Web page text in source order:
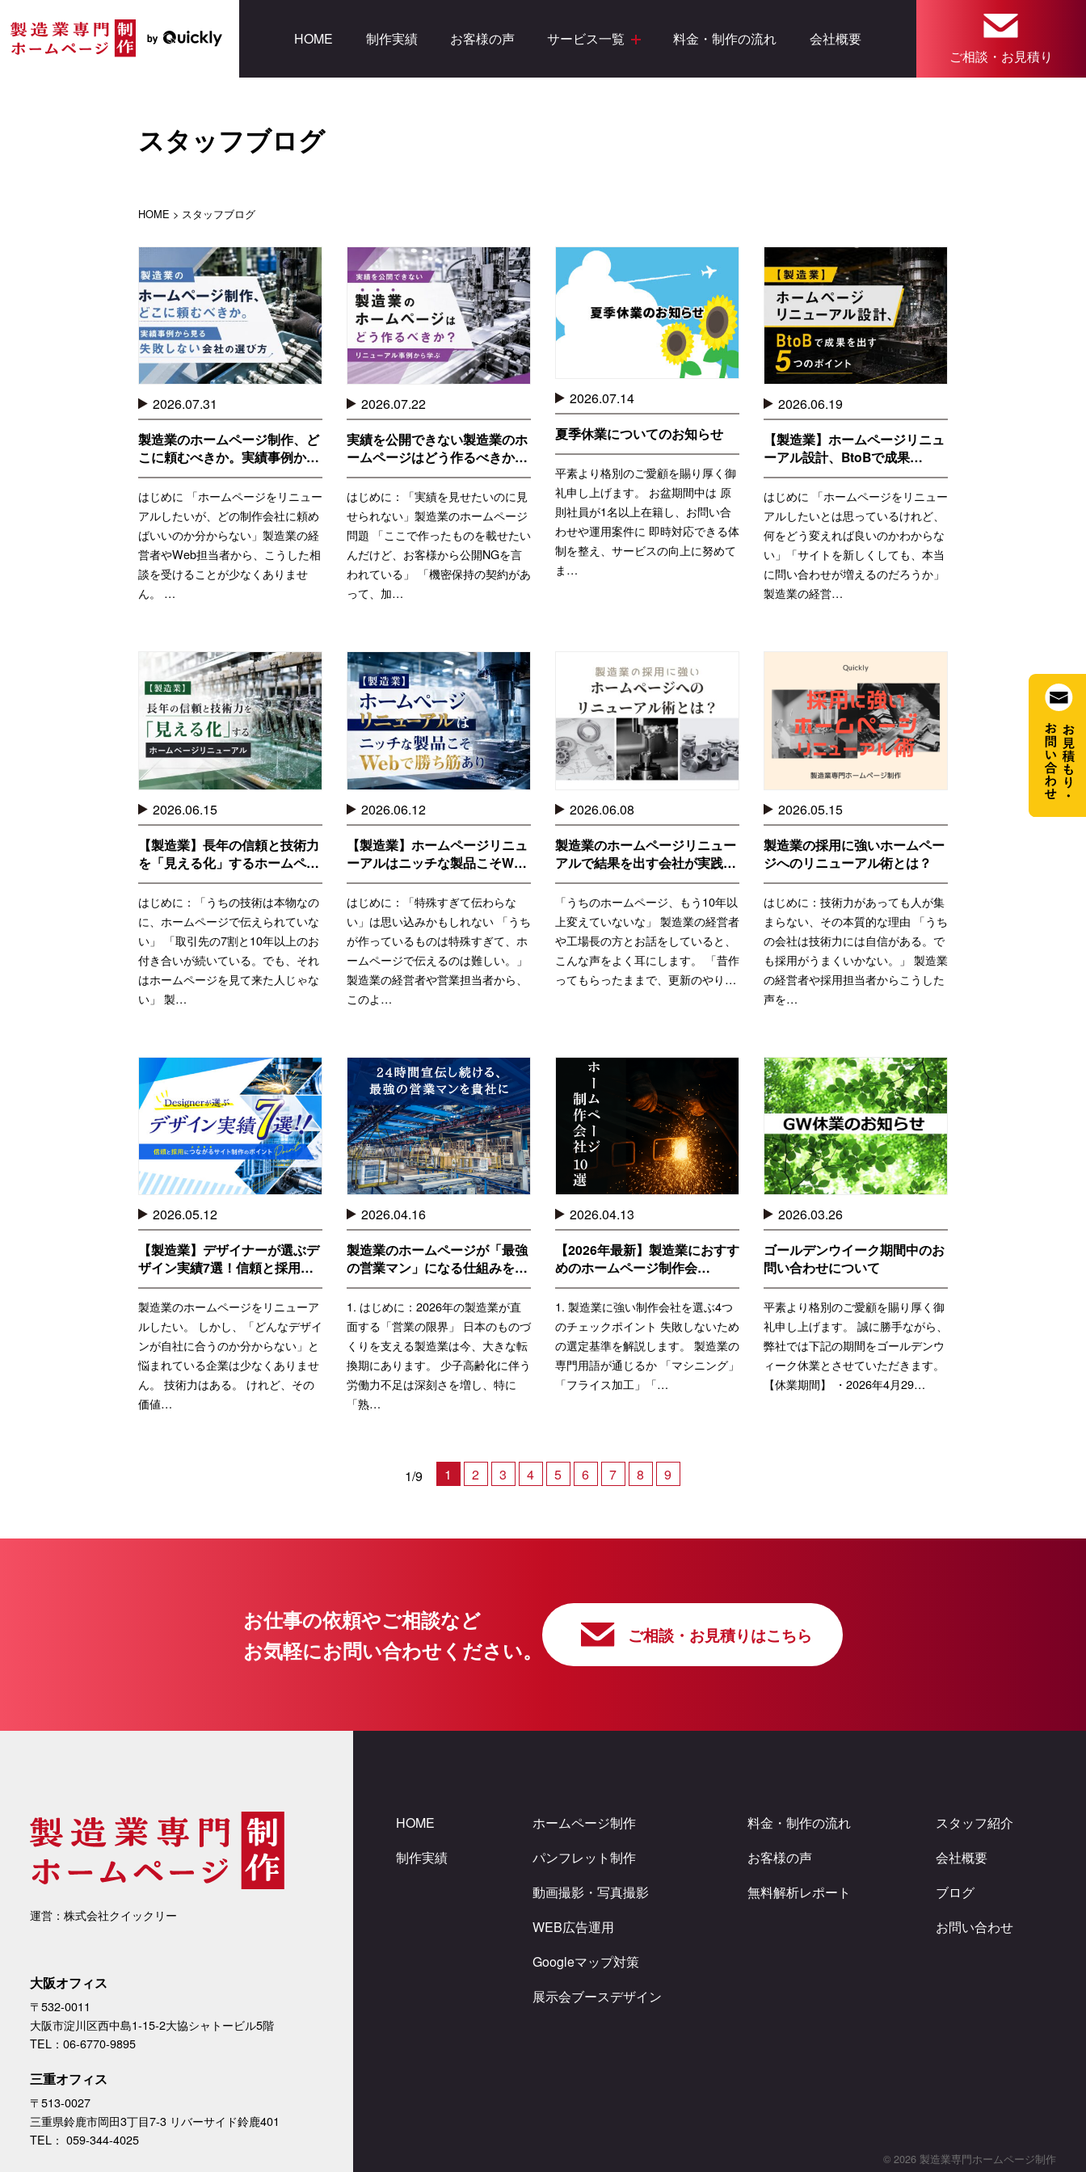
HOME 制作実績 お客様の声 サービス一覧 料金・制作の流れ
会社概要
ご相談・お見積り
スタッフブログ
HOME > スタッフブログ
2026.07.31
製造業のホームページ制作、ど
こに頼むべきか。実績事例か…
はじめに 「ホームページをリニュー
アルしたいが、どの制作会社に頼め
ばいいのか分からない」製造業の経
営者やWeb担当者から、こうした相
談を受けることが少なくありませ
ん。 …
2026.07.22
実績を公開できない製造業のホ
ームページはどう作るべきか…
はじめに：「実績を見せたいのに見
せられない」製造業のホームページ
問題 「ここで作ったものを載せたい
んだけど、お客様から公開NGを言
われている」 「機密保持の契約があ
って、加…
2026.07.14
夏季休業についてのお知らせ
平素より格別のご愛顧を賜り厚く御
礼申し上げます。 お盆期間中は 原
則社員が1名以上在籍し、お問い合
わせや運用案件に 即時対応できる体
制を整え、サービスの向上に努めて
ま…
2026.06.19
【製造業】ホームページリニュ
ーアル設計、BtoBで成果…
はじめに 「ホームページをリニュー
アルしたいとは思っているけれど、
何をどう変えれば良いのかわからな
い」「サイトを新しくしても、本当
に問い合わせが増えるのだろうか」
製造業の経営…
2026.06.15
【製造業】長年の信頼と技術力
を「見える化」するホームペ…
はじめに：「うちの技術は本物なの
に、ホームページで伝えられていな
い」 「取引先の7割と10年以上のお
付き合いが続いている。でも、それ
はホームページを見て来た人じゃな
い」 製…
2026.06.12
【製造業】ホームページリニュ
ーアルはニッチな製品こそW…
はじめに：「特殊すぎて伝わらな
い」は思い込みかもしれない 「うち
が作っているものは特殊すぎて、ホ
ームページで伝えるのは難しい。」
製造業の経営者や営業担当者から、
このよ…
2026.06.08
製造業のホームページリニュー
アルで結果を出す会社が実践…
「うちのホームページ、もう10年以
上変えていないな」 製造業の経営者
や工場長の方とお話をしていると、
こんな声をよく耳にします。 「昔作
ってもらったままで、更新のやり…
2026.05.15
製造業の採用に強いホームペー
ジへのリニューアル術とは？
はじめに：技術力があっても人が集
まらない、その本質的な理由 「うち
の会社は技術力には自信がある。で
も採用がうまくいかない。」 製造業
の経営者や採用担当者からこうした
声を…
2026.05.12
【製造業】デザイナーが選ぶデ
ザイン実績7選！信頼と採用…
製造業のホームページをリニューア
ルしたい。 しかし、「どんなデザイ
ンが自社に合うのか分からない」と
悩まれている企業は少なくありませ
ん。 技術力はある。 けれど、その
価値…
2026.04.16
製造業のホームページが「最強
の営業マン」になる仕組みを…
1. はじめに：2026年の製造業が直
面する「営業の限界」 日本のものづ
くりを支える製造業は今、大きな転
換期にあります。 少子高齢化に伴う
労働力不足は深刻さを増し、特に
「熟…
2026.04.13
【2026年最新】製造業におすす
めのホームページ制作会…
1. 製造業に強い制作会社を選ぶ4つ
のチェックポイント 失敗しないため
の選定基準を解説します。 製造業の
専門用語が通じるか 「マシニング」
「フライス加工」「…
2026.03.26
ゴールデンウイーク期間中のお
問い合わせについて
平素より格別のご愛顧を賜り厚く御
礼申し上げます。 誠に勝手ながら、
弊社では下記の期間をゴールデンウ
ィーク休業とさせていただきます。
【休業期間】 ・2026年4月29…
1/9 1 2 3 4 5 6 7 8 9
お仕事の依頼やご相談など
お気軽にお問い合わせください。
ご相談・お見積りはこちら
運営：株式会社クイックリー
大阪オフィス
〒532-0011
大阪市淀川区西中島1-15-2大協シャトービル5階
TEL：06-6770-9895
三重オフィス
〒513-0027
三重県鈴鹿市岡田3丁目7-3 リバーサイド鈴鹿401
TEL： 059-344-4025
HOME
制作実績
ホームページ制作
パンフレット制作
動画撮影・写真撮影
WEB広告運用
Googleマップ対策
展示会ブースデザイン
料金・制作の流れ
お客様の声
無料解析レポート
スタッフ紹介
会社概要
ブログ
お問い合わせ
© 2026 製造業専門ホームページ制作